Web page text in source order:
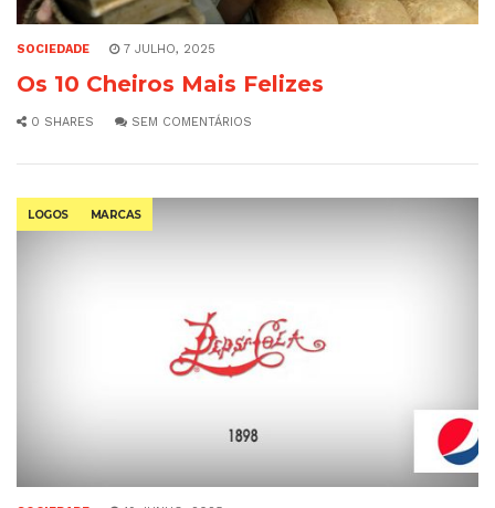
SOCIEDADE 7 JULHO, 2025
Os 10 Cheiros Mais Felizes
0 SHARES SEM COMENTÁRIOS
LOGOS MARCAS